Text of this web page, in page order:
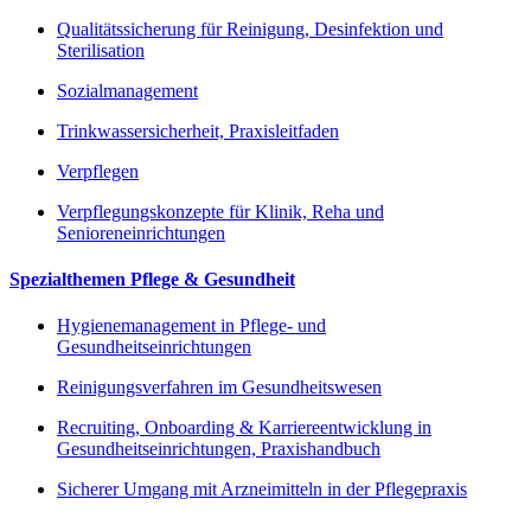
Qualitätssicherung für Reinigung, Desinfektion und
Sterilisation
Sozialmanagement
Trinkwassersicherheit, Praxisleitfaden
Verpflegen
Verpflegungskonzepte für Klinik, Reha und
Senioreneinrichtungen
Spezialthemen Pflege & Gesundheit
Hygienemanagement in Pflege- und
Gesundheitseinrichtungen
Reinigungsverfahren im Gesundheitswesen
Recruiting, Onboarding & Karriereentwicklung in
Gesundheitseinrichtungen, Praxishandbuch
Sicherer Umgang mit Arzneimitteln in der Pflegepraxis